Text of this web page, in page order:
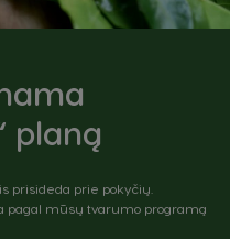
planą
prisideda prie pokyčių.
pagal mūsų tvarumo programą